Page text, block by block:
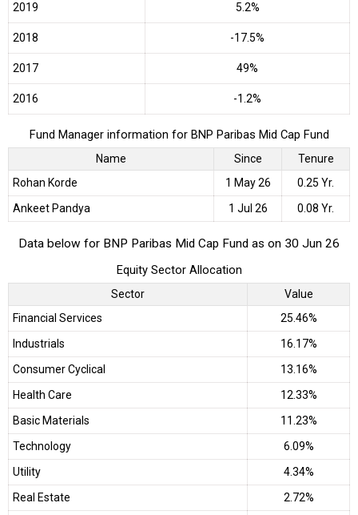
2019 5.2%
2018 -17.5%
2017 49%
2016 -1.2%
Fund Manager information for BNP Paribas Mid Cap Fund
Name Since
Tenure
Rohan Korde
1 May 26
0.25 Yr.
Ankeet Pandya
1 Jul 26 0.08 Yr.
Data below for BNP Paribas Mid Cap Fund as on 30 Jun 26
Equity Sector Allocation
Sector
Value
Financial Services
25.46%
Industrials
16.17%
Consumer Cyclical
13.16%
Health Care
12.33%
Basic Materials
11.23%
Technology
6.09%
Utility
4.34%
Real Estate
2.72%